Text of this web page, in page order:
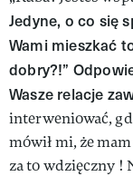
Jedyne, o co się
Wami mieszkać
dobry?!”
Wasze relacje
interweniować,
mówił mi, że
za to wdzięczny !